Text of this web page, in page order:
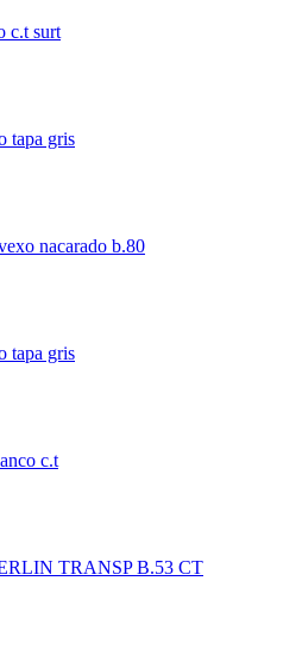
c.t surt
tapa gris
nacarado b.80
tapa gris
c.t
TRANSP B.53 CT